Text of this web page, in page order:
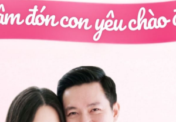
thai để loại trừ việc có thai, tiếp tục
kéo dài 1 tháng.
viện thuộc
gửi câu hỏi đến Vinmec. Chúc bạn có